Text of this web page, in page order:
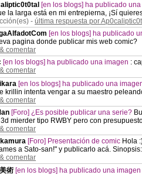
[en los blogs] ha publicado
la larga está en mi entrepierna, ¡Sí
-última respuesta por
[en los blogs] ha publicado
pagina donde publicar mis web comic?
comentar
[en los blogs] ha publicado una imagen :
comentar
[en los blogs] ha publicado una
krillin intenta vengar a su maestro
comentar
[Foro] ¿Es posible publicar una serie?
mierder tipo RWBY pero con
comentar
[Foro] Presentación de comic Hola
a Sato-san!" y publicarlo acá.
comentar
術 [en los blogs] ha publicado una imagen